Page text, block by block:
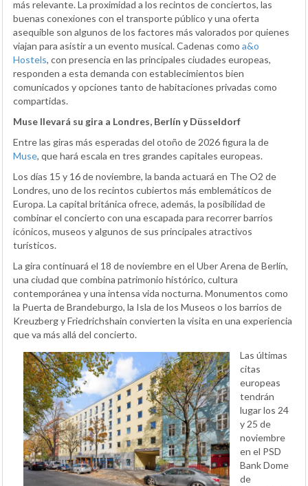
más relevante. La proximidad a los recintos de conciertos, las
buenas conexiones con el transporte público y una oferta
asequible son algunos de los factores más valorados por quienes
viajan para asistir a un evento musical. Cadenas como a&o
Hostels, con presencia en las principales ciudades europeas,
responden a esta demanda con establecimientos bien
comunicados y opciones tanto de habitaciones privadas como
compartidas.
Muse llevará su gira a Londres, Berlín y Düsseldorf
Entre las giras más esperadas del otoño de 2026 figura la de
Muse, que hará escala en tres grandes capitales europeas.
Los días 15 y 16 de noviembre, la banda actuará en The O2 de
Londres, uno de los recintos cubiertos más emblemáticos de
Europa. La capital británica ofrece, además, la posibilidad de
combinar el concierto con una escapada para recorrer barrios
icónicos, museos y algunos de sus principales atractivos
turísticos.
La gira continuará el 18 de noviembre en el Uber Arena de Berlín,
una ciudad que combina patrimonio histórico, cultura
contemporánea y una intensa vida nocturna. Monumentos como
la Puerta de Brandeburgo, la Isla de los Museos o los barrios de
Kreuzberg y Friedrichshain convierten la visita en una experiencia
que va más allá del concierto.
Las últimas
citas
europeas
tendrán
lugar los 24
y 25 de
noviembre
en el PSD
Bank Dome
de